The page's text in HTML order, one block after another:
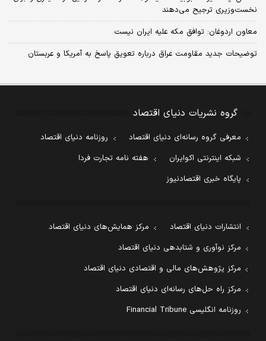
نخست‌وزیری ترجیح می‌دهند
معاون اردوغان: توافق مکه علیه ایران نیست
توضیحات جدید مقاومت عراق درباره تعویق پاسخ به آمریکا و عربستان
گروه نشریات دنیای اقتصاد
معرفی گروه رسانه‌ای دنیای اقتصاد
روزنامه دنیای اقتصاد
شبکه اینترنتی اکوایران
هفته نامه تجارت فردا
پایگاه خبری اقتصادنیوز
انتشارات دنیای اقتصاد
مرکز همایش‌های دنیای اقتصاد
مرکز نوآوری و شتابدهی دنیای اقتصاد
مرکز پژوهش‌های مالی و اقتصادی دنیای اقتصاد
مرکز راه حل‌های رسانه‌ای دنیای اقتصاد
روزنامه انگلیسی Financial Tribune